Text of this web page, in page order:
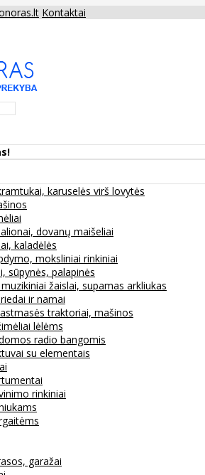
Kontaktai
karuselės virš lovytės
dovanų maišeliai
kaladėlės
moksliniai rinkiniai
sūpynės, palapinės
žaislai, supamas arkliukas
ir namai
traktoriai, mašinos
lėlėms
radio bangomis
su elementais
rinkiniai
garažai